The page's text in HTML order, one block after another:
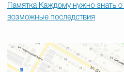
Памятка Каждому нужно знать
возможные последствия